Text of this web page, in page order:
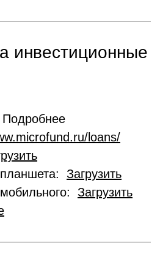
инвестиционные
loans/
Загрузить
Загрузить